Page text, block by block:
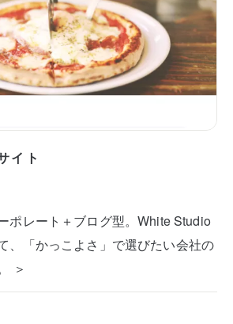
イト
ポレート＋ブログ型。White Studio
、「かっこよさ」で選びたい会社の
＞